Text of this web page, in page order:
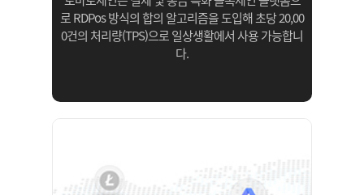
로 RDPos 방식의합의 알고리즘을 도입해초당 20,00
0건의 처리량(TPS)으로일상생활에서 사용 가능합니
다.